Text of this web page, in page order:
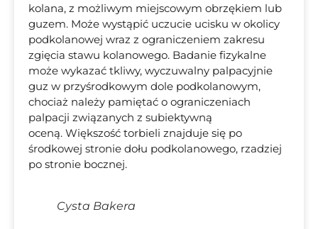
kolana, z możliwym miejscowym obrzękiem lub
guzem. Może wystąpić uczucie ucisku w okolicy
podkolanowej wraz z ograniczeniem zakresu
zgięcia stawu kolanowego. Badanie fizykalne
może wykazać tkliwy, wyczuwalny palpacyjnie
guz w przyśrodkowym dole podkolanowym,
chociaż należy pamiętać o ograniczeniach
palpacji związanych z subiektywną
oceną. Większość torbieli znajduje się po
środkowej stronie dołu podkolanowego, rzadziej
po stronie bocznej.
Cysta Bakera